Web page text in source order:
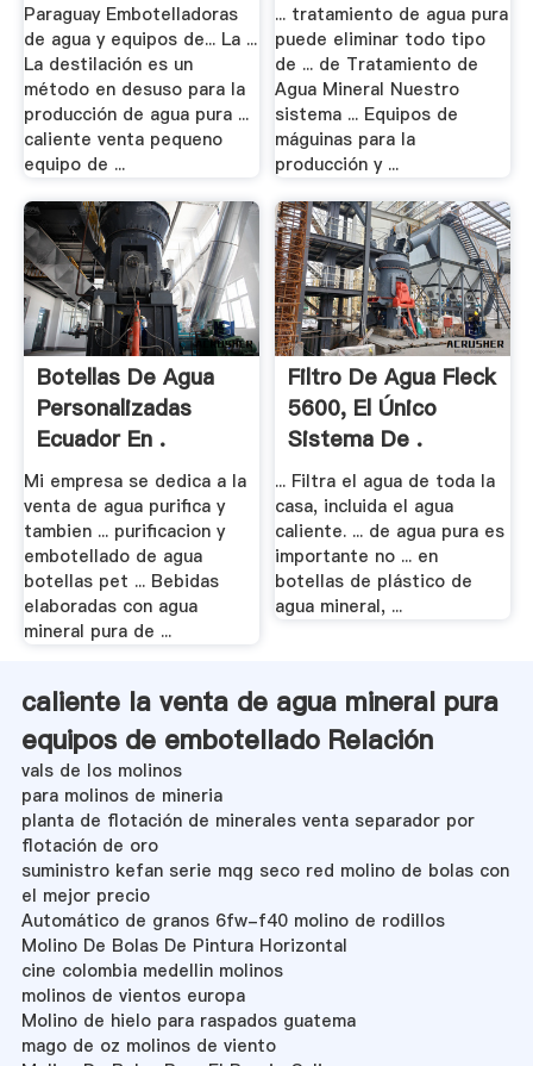
Paraguay Embotelladoras
de agua y equipos de... La ...
La destilación es un
método en desuso para la
producción de agua pura ...
caliente venta pequeno
equipo de ...
... tratamiento de agua pura
puede eliminar todo tipo
de ... de Tratamiento de
Agua Mineral Nuestro
sistema ... Equipos de
máguinas para la
producción y ...
Botellas De Agua
Personalizadas
Ecuador En .
Mi empresa se dedica a la
venta de agua purifica y
tambien ... purificacion y
embotellado de agua
botellas pet ... Bebidas
elaboradas con agua
mineral pura de ...
Filtro De Agua Fleck
5600, El Único
Sistema De .
... Filtra el agua de toda la
casa, incluida el agua
caliente. ... de agua pura es
importante no ... en
botellas de plástico de
agua mineral, ...
caliente la venta de agua mineral pura
equipos de embotellado Relación
vals de los molinos
para molinos de mineria
planta de flotación de minerales venta separador por
flotación de oro
suministro kefan serie mqg seco red molino de bolas con
el mejor precio
Automático de granos 6fw-f40 molino de rodillos
Molino De Bolas De Pintura Horizontal
cine colombia medellin molinos
molinos de vientos europa
Molino de hielo para raspados guatema
mago de oz molinos de viento